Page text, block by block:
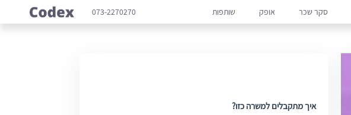
סקר שכר אופק שותפות 073-2270270
איך מתקבלים למשרה כזו?